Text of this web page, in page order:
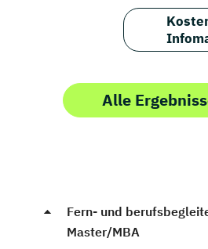
Alle
Fern- und
Master/MBA